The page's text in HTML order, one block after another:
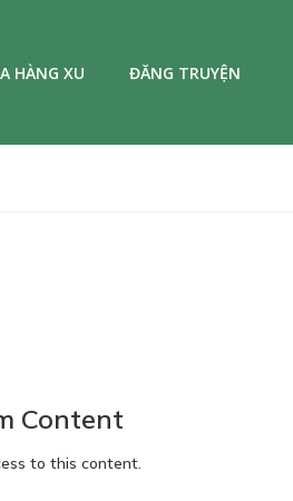
HÀNG XU ĐĂNG TRUYỆN
Content
to this content.